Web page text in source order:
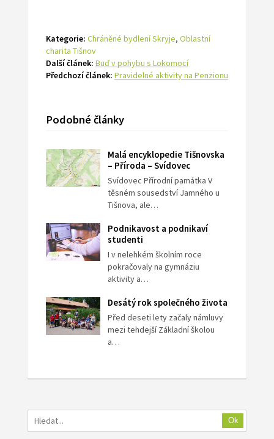
Kategorie: Chráněné bydlení Skryje, Oblastní
charita Tišnov
Další článek: Buď v pohybu s Lokomocí
Předchozí článek: Pravidelné aktivity na Penzionu
Podobné články
Malá encyklopedie Tišnovska
– Příroda – Svídovec
Svídovec Přírodní památka V
těsném sousedství Jamného u
Tišnova, ale…
Podnikavost a podnikaví
studenti
I v nelehkém školním roce
pokračovaly na gymnáziu
aktivity a…
Desátý rok společného života
Před deseti lety začaly námluvy
mezi tehdejší Základní školou
a…
Ok